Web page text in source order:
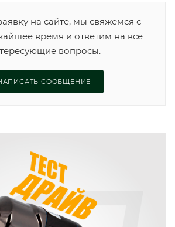
на сайте, мы свяжемся с
время и ответим на все
вопросы.
СООБЩЕНИЕ